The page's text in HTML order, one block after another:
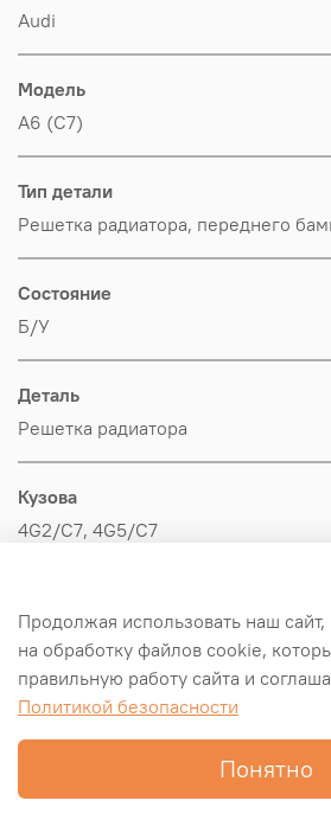
Audi
Модель
A6 (C7)
Тип детали
Решетка радиатора, переднего
Состояние
Б/У
Деталь
Решетка радиатора
Кузова
4G2/C7, 4G5/C7
VAG
Оригинал/Аналог
Продолжая использовать наш сайт,
на обработку файлов cookie,
правильную работу сайта и
Политикой безопасности
Понятно